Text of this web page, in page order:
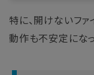
特に、開けないフ
動作も不安定にな